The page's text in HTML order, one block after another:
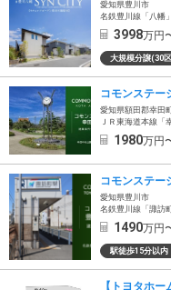
愛知県豊川市
名鉄豊川線「八幡
3998万円
大規模分譲(30
コモンステー
愛知県額田郡幸田
ＪＲ東海道本線「
1980万円
コモンステー
愛知県豊川市
名鉄豊川線「諏訪
1490万円
駅徒歩15分以内
【トヨタホ